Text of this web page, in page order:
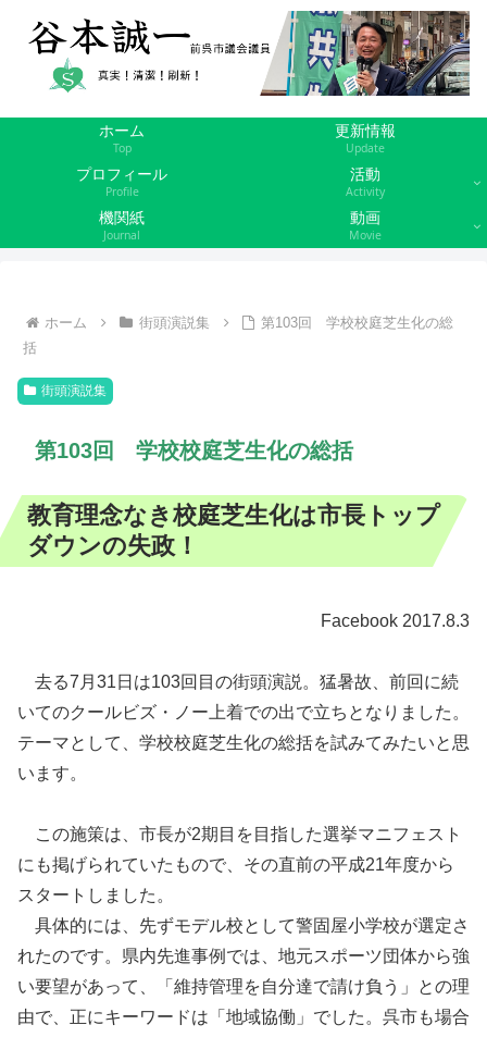
ホーム
Top
更新情報
Update
プロフィール
Profile
活動
Activity
機関紙
Journal
動画
Movie
ホーム 街頭演説集
第103回 学校校庭芝生化の総
括
街頭演説集
第103回 学校校庭芝生化の総括
教育理念なき校庭芝生化は市長トップ
ダウンの失政！
Facebook 2017.8.3
去る7月31日は103回目の街頭演説。猛暑故、前回に続
いてのクールビズ・ノー上着での出で立ちとなりました。
テーマとして、学校校庭芝生化の総括を試みてみたいと思
います。
この施策は、市長が2期目を目指した選挙マニフェスト
にも掲げられていたもので、その直前の平成21年度から
スタートしました。
具体的には、先ずモデル校として警固屋小学校が選定さ
れたのです。県内先進事例では、地元スポーツ団体から強
い要望があって、「維持管理を自分達で請け負う」との理
由で、正にキーワードは「地域協働」でした。呉市も場合